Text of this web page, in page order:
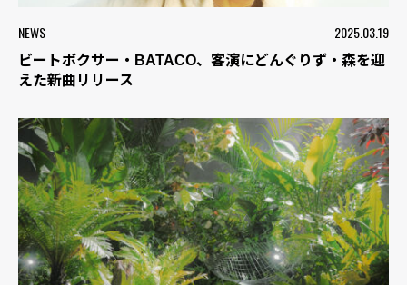
NEWS 2025.03.19
ビートボクサー・BATACO、客演にどんぐりず・森を迎
えた新曲リリース